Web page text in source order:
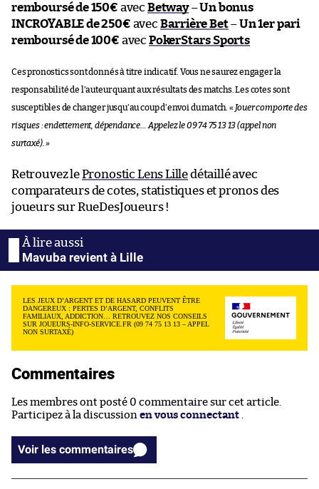
remboursé de 150€ avec Betway–Un bonus
INCROYABLE de 250€ avec Barrière Bet–Un 1er pari
remboursé de 100€ avec PokerStars Sports
Ces pronostics sont donnés à titre indicatif. Vous ne saurez engager la
responsabilité de l’auteur quant aux résultats des matchs. Les cotes sont
susceptibles de changer jusqu’au coup d’envoi du match. « Jouer comporte des
risques : endettement, dépendance… Appelez le 09 74 75 13 13 (appel non
surtaxé). »
Retrouvez lePronostic Lens Lilledétaillé avec
comparateurs de cotes, statistiques et pronos des
joueurs sur RueDesJoueurs !
Mavuba revient à Lille
LES JEUX D’ARGENT ET DE HASARD PEUVENT ÊTRE
DANGEREUX : PERTES D’ARGENT, CONFLITS
FAMILIAUX, ADDICTION… RETROUVEZ NOS CONSEILS
SUR JOUEURS-INFO-SERVICE.FR (09 74 75 13 13 – APPEL
NON SURTAXÉ)
Commentaires
Les membres ont posté 0 commentaire sur cet article.
Participez à la discussion en vous connectant
Voir les commentaires